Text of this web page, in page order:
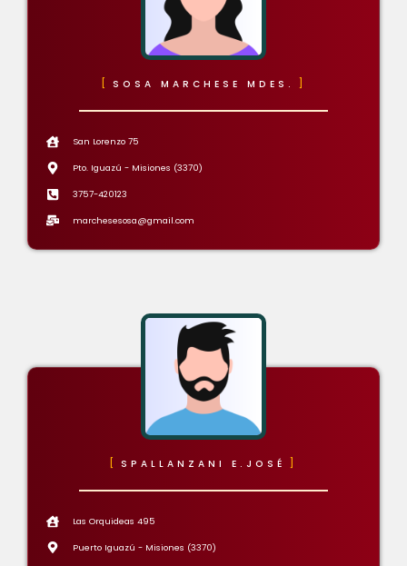
SOSA MARCHESE MDES.
San Lorenzo 75
Pto. Iguazú - Misiones (3370)
3757-420123
marchesesosa@gmail.com
SPALLANZANI E.JOSÉ
Las Orquideas 495
Puerto Iguazú - Misiones (3370)